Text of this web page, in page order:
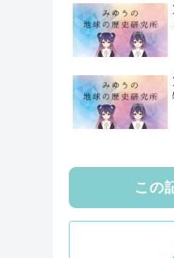
この